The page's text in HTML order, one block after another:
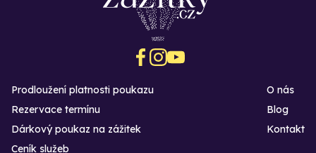
Prodloužení platnosti poukazu
Rezervace termínu
Dárkový poukaz na zážitek
O nás
Blog
Kontakt
Ceník služeb